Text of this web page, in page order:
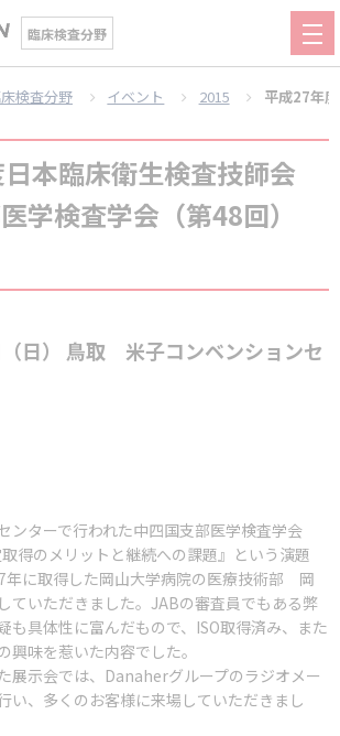
臨床検査分野
検査分野 イベント 2015 平成27年
本臨床衛生検査技師会
学検査学会（第48回）
日） 鳥取 米子コンベンションセ
ンターで行われた中四国支部医学検査学会
得のメリットと継続への課題』という演題
年に取得した岡山大学病院の医療技術部 岡
いただきました。JABの審査員でもある弊
も具体性に富んだもので、ISO取得済み、また
興味を惹いた内容でした。
展示会では、Danaherグループのラジオメー
い、多くのお客様に来場していただきまし